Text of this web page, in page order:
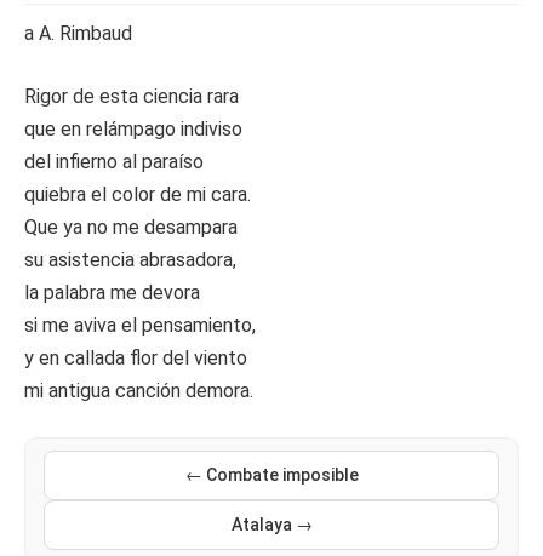
a A. Rimbaud
Rigor de esta ciencia rara
que en relámpago indiviso
del infierno al paraíso
quiebra el color de mi cara.
Que ya no me desampara
su asistencia abrasadora,
la palabra me devora
si me aviva el pensamiento,
y en callada flor del viento
mi antigua canción demora.
← Combate imposible
Atalaya →